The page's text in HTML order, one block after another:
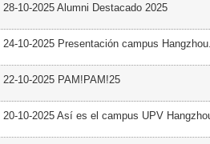
28-10-2025 Alumni Destacado 2025
24-10-2025 Presentación campus
22-10-2025 PAM!PAM!25
20-10-2025 Así es el campus UPV